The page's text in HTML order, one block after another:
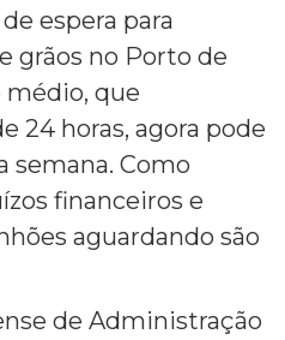
espera para
grãos no Porto de
que
24 horas, agora pode
semana. Como
financeiros e
aguardando são
de Administração